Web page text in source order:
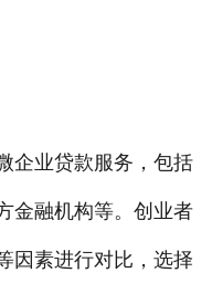
企业贷款服务，包括
金融机构等。创业者
因素进行对比，选择